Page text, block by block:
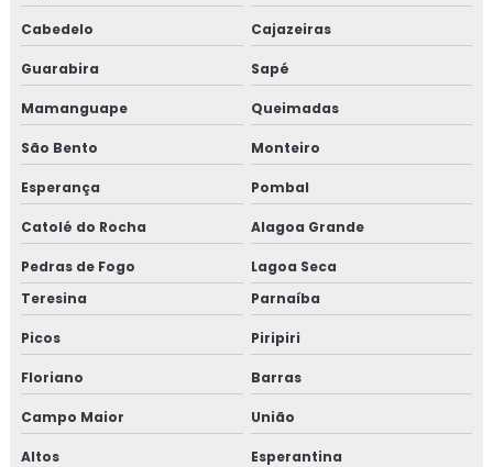
Cabedelo Cajazeiras
Guarabira Sapé
Mamanguape Queimadas
São Bento Monteiro
Esperança Pombal
Catolé do Rocha Alagoa Grande
Pedras de Fogo
Lagoa Seca
Teresina
Parnaíba
Picos Piripiri
Floriano Barras
Campo Maior União
Altos Esperantina